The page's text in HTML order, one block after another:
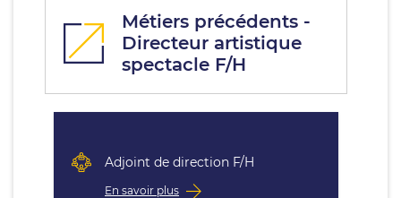
Métiers précédents -
Directeur artistique
spectacle F/H
Adjoint de direction F/H
En savoir plus